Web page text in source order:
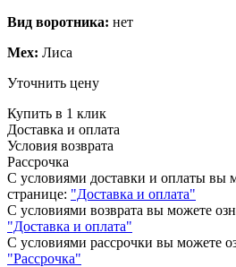
Вид воротника: нет
Мех: Лиса
Уточнить цену
Купить в 1 клик
Доставка и оплата
Условия возврата
Рассрочка
С условиями доставки и оплаты вы
странице: "Доставка и оплата"
С условиями возврата вы можете
"Доставка и оплата"
С условиями рассрочки вы можете
"Рассрочка"